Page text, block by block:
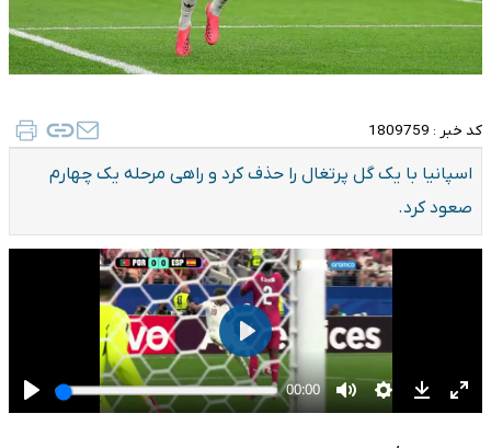
کد خبر : 1809759
اسپانیا با یک گل پرتغال را حذف کرد و راهی مرحله یک چهارم
صعود کرد.